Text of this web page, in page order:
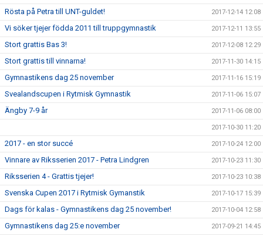
Rösta på Petra till UNT-guldet! 2017-12-14 12:08
Vi söker tjejer födda 2011 till truppgymnastik 2017-12-11 13:55
Stort grattis Bas 3! 2017-12-08 12:29
Stort grattis till vinnarna! 2017-11-30 14:15
Gymnastikens dag 25 november 2017-11-16 15:19
Svealandscupen i Rytmisk Gymnastik 2017-11-06 15:07
Ängby 7-9 år 2017-11-06 08:00
2017-10-30 11:20
2017 - en stor succé 2017-10-24 12:00
Vinnare av Riksserien 2017 - Petra Lindgren 2017-10-23 11:30
Riksserien 4 - Grattis tjejer! 2017-10-23 10:38
Svenska Cupen 2017 i Rytmisk Gymanstik 2017-10-17 15:39
Dags för kalas - Gymnastikens dag 25 november! 2017-10-04 12:58
Gymnastikens dag 25:e november 2017-09-21 14:45